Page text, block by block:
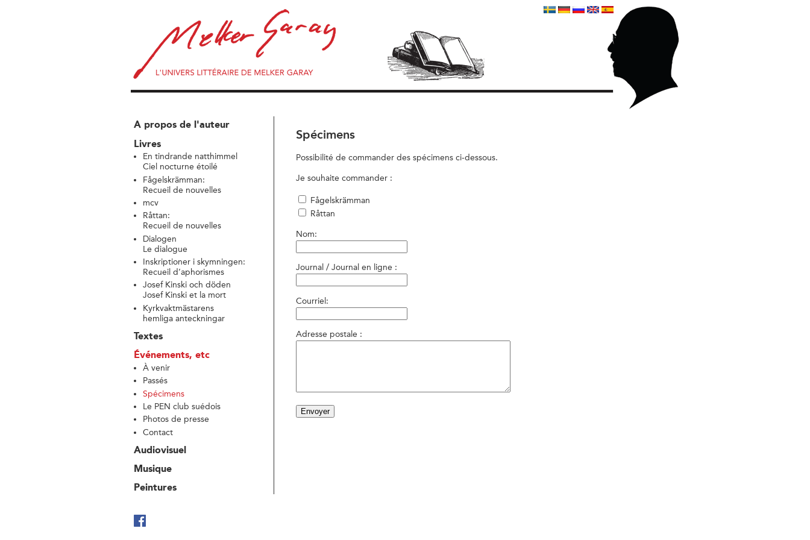
A propos de l'auteur
Livres
En tindrande natthimmel
Ciel nocturne étoilé
Fågelskrämman:
Recueil de nouvelles
mcv
Råttan:
Recueil de nouvelles
Dialogen
Le dialogue
Inskriptioner i skymningen:
Recueil d’aphorismes
Josef Kinski och döden
Josef Kinski et la mort
Kyrkvaktmästarens
hemliga anteckningar
Textes
Événements, etc
À venir
Passés
Spécimens
Le PEN club suédois
Photos de presse
Contact
Audiovisuel
Musique
Peintures
Spécimens
Possibilité de commander des spécimens ci-dessous.
Je souhaite commander :
Fågelskrämman
Råttan
Nom:
Journal / Journal en ligne :
Courriel:
Adresse postale :